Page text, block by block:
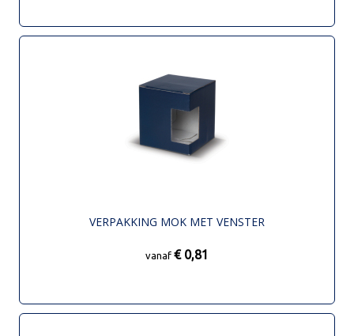
VERPAKKING MOK MET VENSTER
vanaf € 0,81